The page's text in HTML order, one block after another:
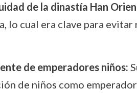
de la dinastía Han
lo cual era clave para
de emperadores niños:
de niños como